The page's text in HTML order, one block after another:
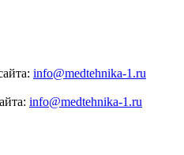
info@medtehnika-1.ru
info@medtehnika-1.ru